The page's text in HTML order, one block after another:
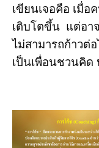
เขียนเจอคือ เมื่อ
เติบโตขึ้น แต่อา
ไม่สามารถก้าวต่
เป็นเพื่อนชวนคิ